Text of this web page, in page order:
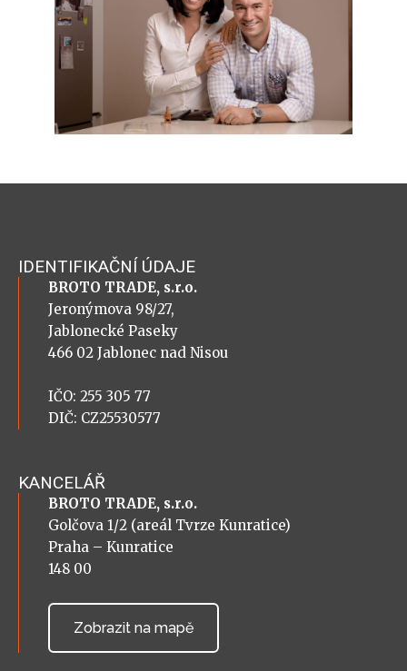
IDENTIFIKAČNÍ ÚDAJE
BROTO TRADE, s.r.o.
Jeronýmova 98/27,
Jablonecké Paseky
466 02 Jablonec nad Nisou
IČO: 255 305 77
DIČ: CZ25530577
KANCELÁŘ
BROTO TRADE, s.r.o.
Golčova 1/2 (areál Tvrze Kunratice)
Praha – Kunratice
148 00
Zobrazit na mapě